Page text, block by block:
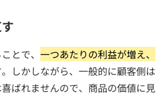
とで、 一つあたりの利益が増え、
しかしながら、一般的に顧客側は
ばれませんので、商品の価値に見